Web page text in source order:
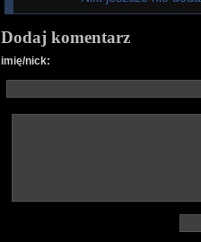
Dodaj komentarz
imię/nick: